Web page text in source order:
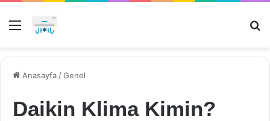
Menü
Anasayfa /Genel
Daikin Klima Kimin?